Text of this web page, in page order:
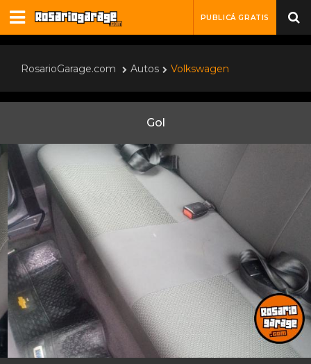
PUBLICÁ GRATIS
RosarioGarage.com Autos Volkswagen
Gol